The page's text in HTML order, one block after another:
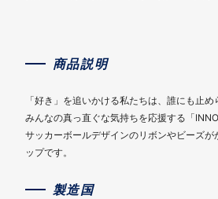
商品説明
「好き」を追いかける私たちは、誰にも止め
みんなの真っ直ぐな気持ちを応援する「
サッカーボールデザインのリボンやビーズが
ップです。
製造国